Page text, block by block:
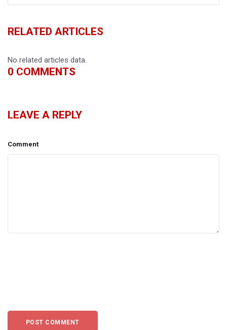
RELATED ARTICLES
No related articles data.
0 COMMENTS
LEAVE A REPLY
Comment